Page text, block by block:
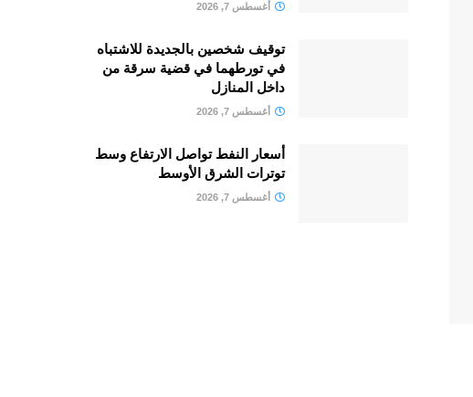
أغسطس 7, 2026
توقيف شخصين بالجديدة للاشتباه
في تورطهما في قضية سرقة من
داخل المنازل
أغسطس 7, 2026
أسعار النفط تواصل الارتفاع وسط
توترات الشرق الأوسط
أغسطس 7, 2026